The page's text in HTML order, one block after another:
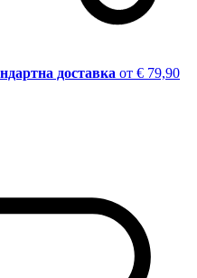
доставка от € 79,90